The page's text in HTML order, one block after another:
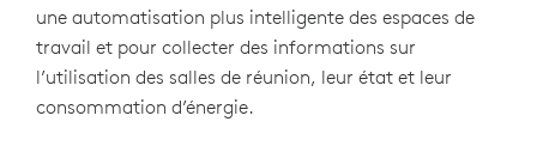
une automatisation plus intelligente des espaces de
travail et pour collecter des informations sur
l’utilisation des salles de réunion, leur état et leur
consommation d’énergie.